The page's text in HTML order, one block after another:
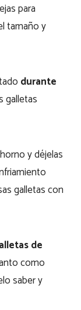
para
tamaño y
durante
galletas
y déjelas
galletas con
de
como
saber y